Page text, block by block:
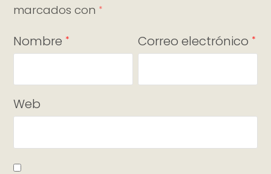
marcados con *
Nombre * Correo electrónico *
Web